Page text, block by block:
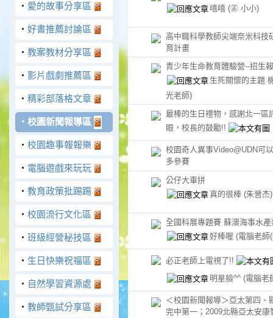
‧ 愛的故事分享區
‧ 好書推薦討論區
‧ 教案教材分享區
‧ 影片戲劇推薦區
‧ 精彩部落格文章
‧ 校園新聞報導區
‧ 校園趣事報報樂
‧ 電腦遊戲來玩玩
‧ 教育政策批踢踢
‧ 校園流行文化區
‧ 班級經營秘技區
‧ 生日快樂祝福區
‧ 自然學習資源處
‧ 教師甄試分享區
嘻嘻 (㊣ 小小)
高中職科學教師尖端奈米科技
育計畫
青少年生命教育體驗營--招生
生死關懷的主題
光老師)
最棒的生日禮物，感謝北一區
眼，校長的鼓勵!!
校園奇人異事Video@UDN可
多參賽
公仔大車拼
真的很棒 (朱晉杰)
全國科展專題賽 蘇澳海事水產
好棒喔 (電腦老師
必正老師上電視了!!
明星臉^^ (電腦老
＜校園新聞報導＞亞太第四、
完中第一；2009北縣亞太安康